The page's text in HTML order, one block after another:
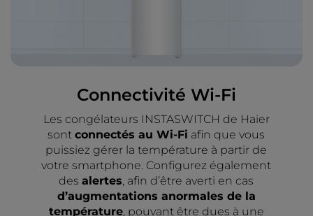
Connectivité Wi-Fi
Les congélateurs INSTASWITCH de Haier
sontconnectés au Wi-Fi afin que vous
puissiez gérer la température à partir de
votre smartphone. Configurez également
desalertes, afin d’être averti en cas
d’augmentations anormales de la
température, pouvant être dues à une